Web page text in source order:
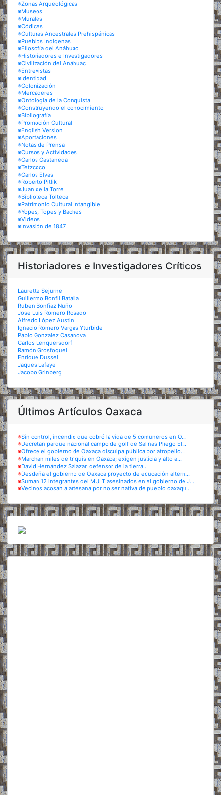
※Zonas Arqueológicas
※Museos
※Murales
※Códices
※Culturas Ancestrales Prehispánicas
※Pueblos Indígenas
※Filosofía del Anáhuac
※Historiadores e Investigadores
※Civilización del Anáhuac
※Entrevistas
※Identidad
※Colonización
※Mercaderes
※Ontología de la Conquista
※Construyendo el conocimiento
※Bibliografía
※Promoción Cultural
※English Version
※Aportaciones
※Notas de Prensa
※Cursos y Actividades
※Carlos Castaneda
※Tetzcoco
※Carlos Elyas
※Roberto Pitlik
※Juan de la Torre
※Biblioteca Tolteca
※Patrimonio Cultural Intangible
※Yopes, Topes y Baches
※Videos
※Invasión de 1847
Historiadores e Investigadores Críticos
Laurette Sejurne
Guillermo Bonfil Batalla
Ruben Bonfiaz Nuño
Jose Luis Romero Rosado
Alfredo López Austin
Ignacio Romero Vargas Yturbide
Pablo Gonzalez Casanova
Carlos Lenquersdorf
Ramón Grosfoguel
Enrique Dussel
Jaques Lafaye
Jacobo Grinberg
Últimos Artículos Oaxaca
※Sin control, incendio que cobró la vida de 5 comuneros en O...
※Decretan parque nacional campo de golf de Salinas Pliego El...
※Ofrece el gobierno de Oaxaca disculpa pública por atropello...
※Marchan miles de triquis en Oaxaca; exigen justicia y alto a...
※David Hernández Salazar, defensor de la tierra...
※Desdeña el gobierno de Oaxaca proyecto de educación altern...
※Suman 12 integrantes del MULT asesinados en el gobierno de J...
※Vecinos acosan a artesana por no ser nativa de pueblo oaxaqu...